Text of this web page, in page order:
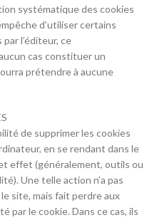
systématique des cookies
d’utiliser certains
l’éditeur, ce
cas constituer un
prétendre à aucune
de supprimer les cookies
en se rendant dans le
effet (généralement, outils ou
Une telle action n’a pas
site, mais fait perdre aux
par le cookie. Dans ce cas, ils